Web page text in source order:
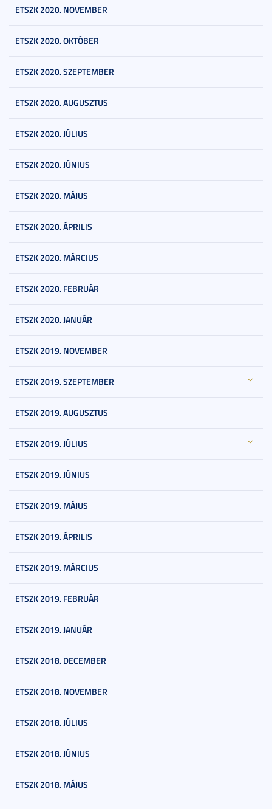
ETSZK 2020. NOVEMBER
ETSZK 2020. OKTÓBER
ETSZK 2020. SZEPTEMBER
ETSZK 2020. AUGUSZTUS
ETSZK 2020. JÚLIUS
ETSZK 2020. JÚNIUS
ETSZK 2020. MÁJUS
ETSZK 2020. ÁPRILIS
ETSZK 2020. MÁRCIUS
ETSZK 2020. FEBRUÁR
ETSZK 2020. JANUÁR
ETSZK 2019. NOVEMBER
ETSZK 2019. SZEPTEMBER
ETSZK 2019. AUGUSZTUS
ETSZK 2019. JÚLIUS
ETSZK 2019. JÚNIUS
ETSZK 2019. MÁJUS
ETSZK 2019. ÁPRILIS
ETSZK 2019. MÁRCIUS
ETSZK 2019. FEBRUÁR
ETSZK 2019. JANUÁR
ETSZK 2018. DECEMBER
ETSZK 2018. NOVEMBER
ETSZK 2018. JÚLIUS
ETSZK 2018. JÚNIUS
ETSZK 2018. MÁJUS